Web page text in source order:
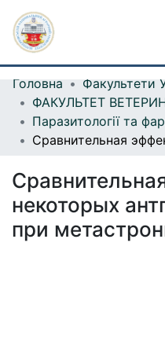
Фонди та зібрання
Пошук за критеріями
Головна
некоторых
при